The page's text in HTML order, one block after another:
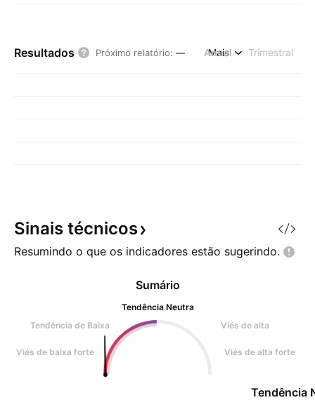
Resultados Próximo relatório: — Anual Trimestral
Mais
Sinais técnicos
Resumindo o que os indicadores estão sugerindo.
Sumário
Tendência Neutra
Tendência de Baixa
Viés de alta
Viés de baixa forte Viés de alta forte
Tendência